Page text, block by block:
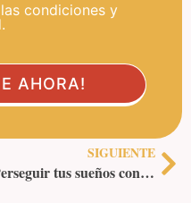
condiciones y
SIGUIENTE
Perseguir tus sueños con estoicismo: constancia frente al deseo